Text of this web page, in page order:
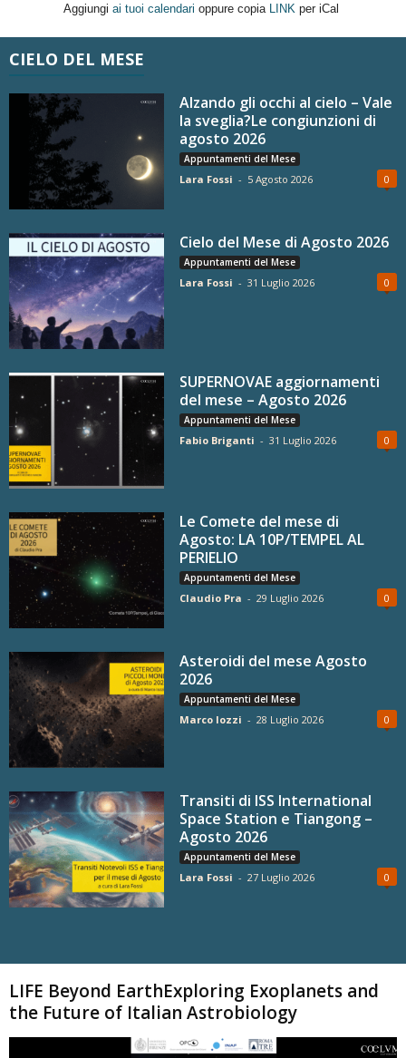
Aggiungi ai tuoi calendari oppure copia LINK per iCal
CIELO DEL MESE
Alzando gli occhi al cielo – Vale
la sveglia?Le congiunzioni di
agosto 2026
Appuntamenti del Mese
Lara Fossi - 5 Agosto 2026 0
Cielo del Mese di Agosto 2026
Appuntamenti del Mese
Lara Fossi - 31 Luglio 2026 0
SUPERNOVAE aggiornamenti
del mese – Agosto 2026
Appuntamenti del Mese
Fabio Briganti - 31 Luglio 2026 0
Le Comete del mese di
Agosto: LA 10P/TEMPEL AL
PERIELIO
Appuntamenti del Mese
Claudio Pra - 29 Luglio 2026 0
Asteroidi del mese Agosto
2026
Appuntamenti del Mese
Marco Iozzi - 28 Luglio 2026 0
Transiti di ISS International
Space Station e Tiangong –
Agosto 2026
Appuntamenti del Mese
Lara Fossi - 27 Luglio 2026 0
LIFE Beyond EarthExploring Exoplanets and
the Future of Italian Astrobiology